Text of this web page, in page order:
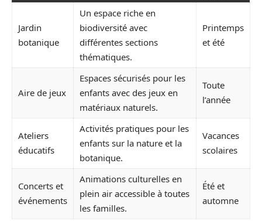
Jardin
botanique
Un espace riche en
biodiversité avec
différentes sections
thématiques.
Printemps
et été
Aire de jeux
Espaces sécurisés pour les
enfants avec des jeux en
matériaux naturels.
Toute
l’année
Ateliers
éducatifs
Activités pratiques pour les
enfants sur la nature et la
botanique.
Vacances
scolaires
Concerts et
événements
Animations culturelles en
plein air accessible à toutes
les familles.
Été et
automne